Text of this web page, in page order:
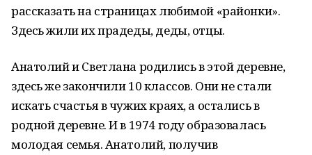
рассказать на страницах любимой «районки».
Здесь жили их прадеды, деды, отцы.
Анатолий и Светлана родились в этой деревне,
здесь же закончили 10 классов. Они не стали
искать счастья в чужих краях, а остались в
родной деревне. И в 1974 году образовалась
молодая семья. Анатолий, получив